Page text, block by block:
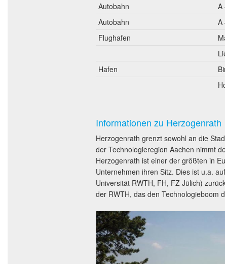
Autobahn A
Autobahn
A
Flughafen
Hafen
Informationen zu Herzogenrath
Herzogenrath grenzt sowohl an die
der Technologieregion Aachen nimmt
Herzogenrath ist einer der größten in
Unternehmen ihren Sitz. Dies ist u.a.
Universität RWTH, FH, FZ Jülich)
der RWTH, das den Technologieboom